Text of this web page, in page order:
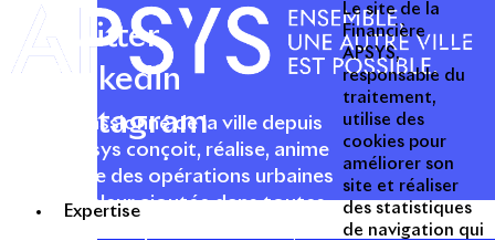
Expertise
Acteur passionné de la ville depuis
1996, Apsys conçoit, réalise, anime
et valorise des opérations urbaines
à forte valeur ajoutée dans toutes
Twitter
Linkedin
Instagram
Le site de la
Financière
APSYS,
responsable du
traitement,
utilise des
cookies pour
améliorer son
site et réaliser
des statistiques
de navigation qui